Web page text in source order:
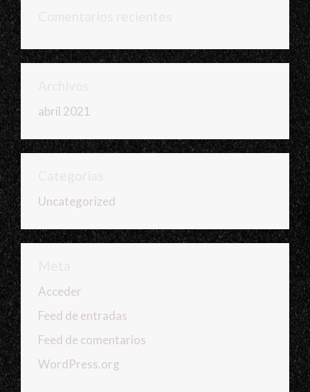
abril 2021
Uncategorized
Acceder
Feed de entradas
Feed de comentarios
WordPress.org